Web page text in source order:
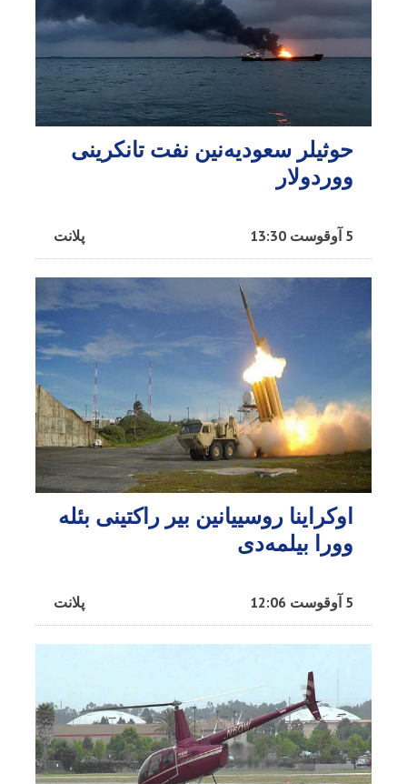
حوثیلر سعودیه‌نین نفت تانکرینی
ووردولار
پلانت 5 آوقوست 13:30
اوکراینا روسییانین بیر راکتینی بئله
وورا بیلمه‌دی
پلانت 5 آوقوست 12:06